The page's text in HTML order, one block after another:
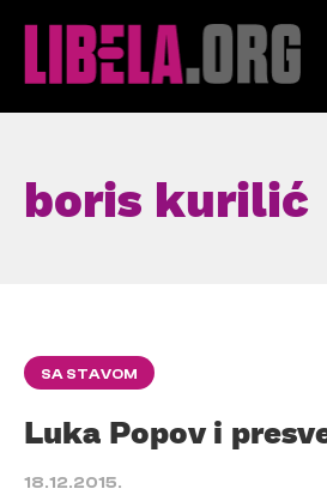
boris kurilić
SA STAVOM
Luka Popov i
18.12.2015.